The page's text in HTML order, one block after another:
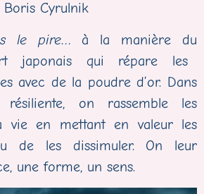
Boris Cyrulnik
le pire… à la manière du
japonais qui répare les
avec de la poudre d’or. Dans
résiliente, on rassemble les
vie en mettant en valeur les
de les dissimuler. On leur
une forme, un sens.